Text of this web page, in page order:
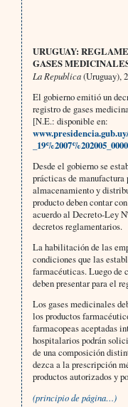
URUGUAY:
GASES
La Republica(Uruguay),
El gobierno emitió un
registro de gases
[N.E.: disponible en:
Desde el gobierno se
prácticas de
almacenamiento y
producto deben contar
acuerdo al Decreto-Ley
decretos re­glamentarios.
La habilitación de las
condiciones que las
farmacéuticas. Luego de
deben presentar para el
Los gases medicinales
los productos
farmacopeas aceptadas
hospitalarios podrán
de una composición
dezca a la prescripción
productos autorizados y
(principio de página…)